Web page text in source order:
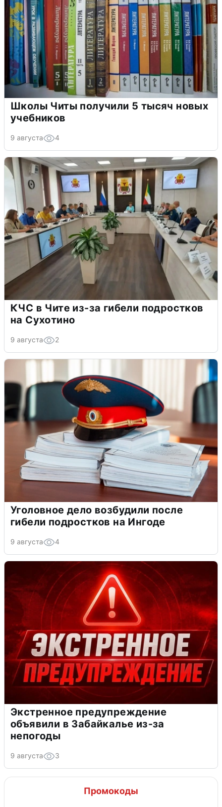
Школы Читы получили 5 тысяч новых
учебников
9 августа 4
КЧС в Чите из-за гибели подростков
на Сухотино
9 августа 2
Уголовное дело возбудили после
гибели подростков на Ингоде
9 августа 4
Экстренное предупреждение
объявили в Забайкалье из-за
непогоды
9 августа 3
Промокоды